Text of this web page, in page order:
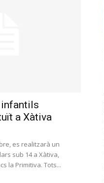
infantils
a Xàtiva
es realitzarà un
sub 14 a Xàtiva,
la Primitiva. Tots...